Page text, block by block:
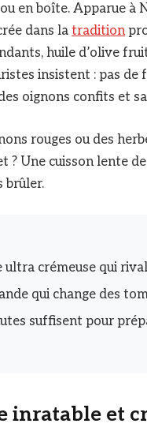
en boîte. Apparue à
dans la tradition
huile d’olive
insistent : pas de
oignons confits et
rouges ou des
? Une cuisson lente
brûler.
crémeuse qui
qui change des
suffisent pour
inratable et